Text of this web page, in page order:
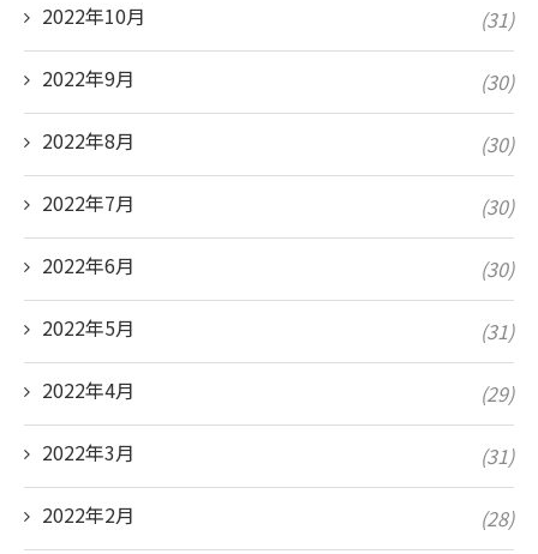
2022年10月 (31)
2022年9月 (30)
2022年8月 (30)
2022年7月 (30)
2022年6月 (30)
2022年5月 (31)
2022年4月 (29)
2022年3月 (31)
2022年2月 (28)